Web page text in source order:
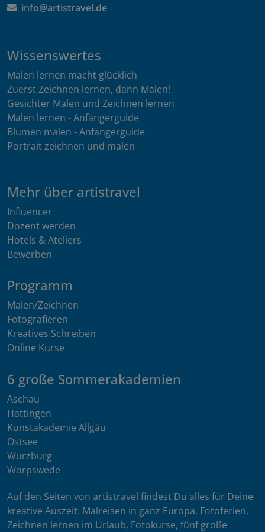
info@artistravel.de
Wissenswertes
Malen lernen macht glücklich
Zuerst Zeichnen lernen, dann Malen!
Gesichter Malen und Zeichnen lernen
Malen lernen - Anfängerguide
Blumen malen - Anfängerguide
Portrait zeichnen und malen
Mehr über artistravel
Influencer
Dozent werden
Hotels & Ateliers
Bewerben
Programm
Malen/Zeichnen
Fotografieren
Kreatives Schreiben
Online Kurse
6 große Sommerakademien
Aschau
Hattingen
Kunstakademie Allgäu
Ostsee
Würzburg
Worpswede
Auf den Seiten von artistravel findest Du alles für Deine
kreative Auszeit: Malreisen in ganz Europa, Fotoferien,
Zeichnen lernen im Urlaub, Fotokurse, fünf große